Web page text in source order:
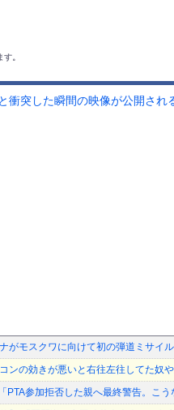
。
衝突した瞬間の映像が公開され
がモスクワに向けて初の弾道ミサイル
ンの効きが悪いと右往左往してた奴
PTA参加拒否した親へ最終警告。こう